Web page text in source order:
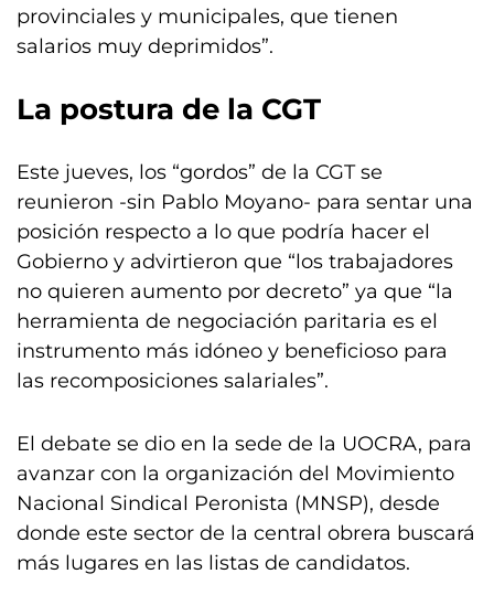
provinciales y municipales, que tienen
salarios muy deprimidos”.
La postura de la CGT
Este jueves, los “gordos” de la CGT se
reunieron -sin Pablo Moyano- para sentar una
posición respecto a lo que podría hacer el
Gobierno y advirtieron que “los trabajadores
no quieren aumento por decreto” ya que “la
herramienta de negociación paritaria es el
instrumento más idóneo y beneficioso para
las recomposiciones salariales”.
El debate se dio en la sede de la UOCRA, para
avanzar con la organización del Movimiento
Nacional Sindical Peronista (MNSP), desde
donde este sector de la central obrera buscará
más lugares en las listas de candidatos.